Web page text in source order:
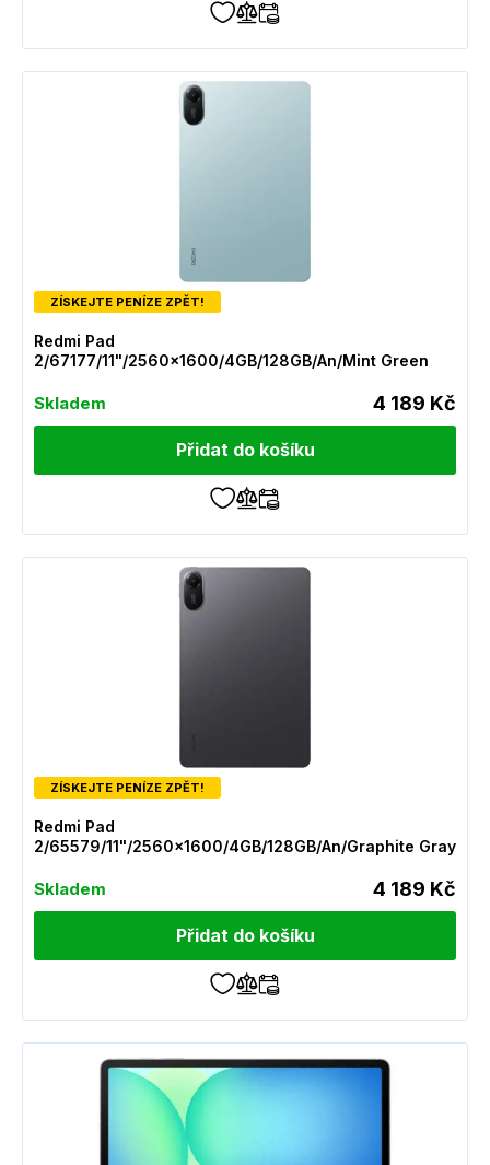
ZÍSKEJTE PENÍZE ZPĚT!
Redmi Pad
2/67177/11"/2560x1600/4GB/128GB/An/Mint Green
Skladem 4 189 Kč
Přidat do košíku
ZÍSKEJTE PENÍZE ZPĚT!
Redmi Pad
2/65579/11"/2560x1600/4GB/128GB/An/Graphite Gray
Skladem 4 189 Kč
Přidat do košíku